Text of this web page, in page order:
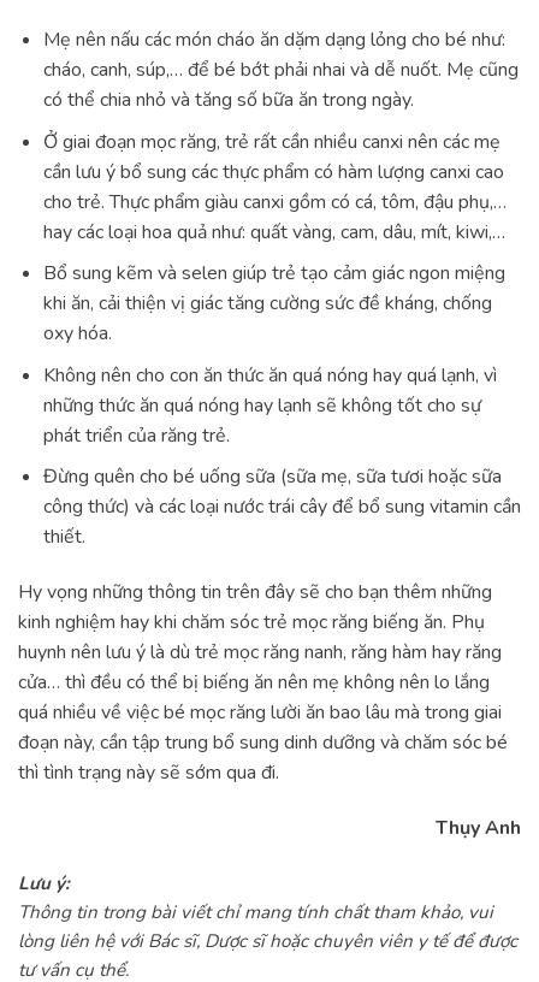
Mẹ nên nấu các món cháo ăn dặm dạng lỏng cho bé như:
cháo, canh, súp,… để bé bớt phải nhai và dễ nuốt. Mẹ cũng
có thể chia nhỏ và tăng số bữa ăn trong ngày.
Ở giai đoạn mọc răng, trẻ rất cần nhiều canxi nên các mẹ
cần lưu ý bổ sung các thực phẩm có hàm lượng canxi cao
cho trẻ. Thực phẩm giàu canxi gồm có cá, tôm, đậu phụ,…
hay các loại hoa quả như: quất vàng, cam, dâu, mít, kiwi,…
Bổ sung kẽm và selen giúp trẻ tạo cảm giác ngon miệng
khi ăn, cải thiện vị giác tăng cường sức đề kháng, chống
oxy hóa.
Không nên cho con ăn thức ăn quá nóng hay quá lạnh, vì
những thức ăn quá nóng hay lạnh sẽ không tốt cho sự
phát triển của răng trẻ.
Đừng quên cho bé uống sữa (sữa mẹ, sữa tươi hoặc sữa
công thức) và các loại nước trái cây để bổ sung vitamin cần
thiết.
Hy vọng những thông tin trên đây sẽ cho bạn thêm những
kinh nghiệm hay khi chăm sóc trẻ mọc răng biếng ăn. Phụ
huynh nên lưu ý là dù trẻ mọc răng nanh, răng hàm hay răng
cửa… thì đều có thể bị biếng ăn nên mẹ không nên lo lắng
quá nhiều về việc bé mọc răng lười ăn bao lâu mà trong giai
đoạn này, cần tập trung bổ sung dinh dưỡng và chăm sóc bé
thì tình trạng này sẽ sớm qua đi.
Thụy Anh
Lưu ý:
Thông tin trong bài viết chỉ mang tính chất tham khảo, vui
lòng liên hệ với Bác sĩ, Dược sĩ hoặc chuyên viên y tế để được
tư vấn cụ thể.